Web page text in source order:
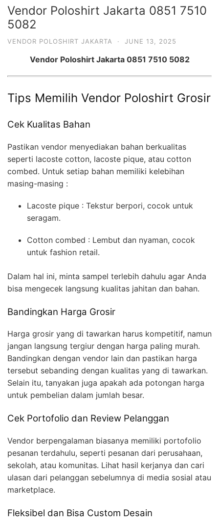
Vendor Poloshirt Jakarta 0851 7510
5082
VENDOR POLOSHIRT JAKARTA · JUNE 13, 2025
Vendor Poloshirt Jakarta 0851 7510 5082
Tips Memilih Vendor Poloshirt Grosir
Cek Kualitas Bahan
Pastikan vendor menyediakan bahan berkualitas
seperti lacoste cotton, lacoste pique, atau cotton
combed. Untuk setiap bahan memiliki kelebihan
masing-masing :
Lacoste pique : Tekstur berpori, cocok untuk
seragam.
Cotton combed : Lembut dan nyaman, cocok
untuk fashion retail.
Dalam hal ini, minta sampel terlebih dahulu agar Anda
bisa mengecek langsung kualitas jahitan dan bahan.
Bandingkan Harga Grosir
Harga grosir yang di tawarkan harus kompetitif, namun
jangan langsung tergiur dengan harga paling murah.
Bandingkan dengan vendor lain dan pastikan harga
tersebut sebanding dengan kualitas yang di tawarkan.
Selain itu, tanyakan juga apakah ada potongan harga
untuk pembelian dalam jumlah besar.
Cek Portofolio dan Review Pelanggan
Vendor berpengalaman biasanya memiliki portofolio
pesanan terdahulu, seperti pesanan dari perusahaan,
sekolah, atau komunitas. Lihat hasil kerjanya dan cari
ulasan dari pelanggan sebelumnya di media sosial atau
marketplace.
Fleksibel dan Bisa Custom Desain